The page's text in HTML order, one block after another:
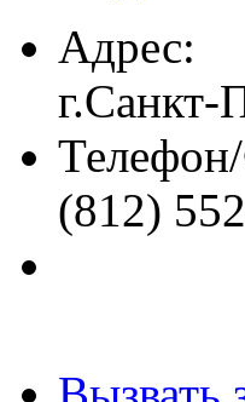
Адрес:
г.Санкт-
(812)